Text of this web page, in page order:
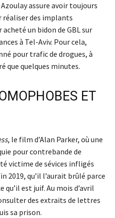
assure avoir toujours
réaliser des implants
un bidon de GBL sur
à Tel-Aviv. Pour cela,
pour trafic de drogues, à
que quelques minutes.
ET
, le film d’Alan Parker, où une
pour contrebande de
victime de sévices infligés
2019, qu’il l’aurait brûlé parce
est juif. Au mois d’avril
des extraits de lettres
sa prison.